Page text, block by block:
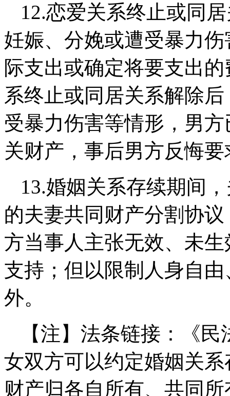
12.恋爱关系终止或同
妊娠、分娩或遭受暴力
际支出或确定将要支出
系终止或同居关系解除
受暴力伤害等情形，男
关财产，事后男方反悔
13.婚姻关系存续期间
的夫妻共同财产分割协
方当事人主张无效、未
支持；但以限制人身自
外。
【注】法条链接：《
女双方可以约定婚姻关
财产归各自所有、共同